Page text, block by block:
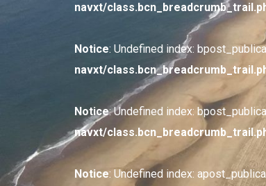
navxt/
Notice: Undefined index:
navxt/
Notice: Undefined index:
navxt/
Notice: Undefined index: